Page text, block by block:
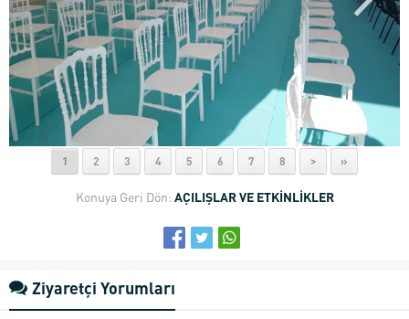
1 2 3 4 5 6 7 8 > »
Konuya Geri Dön: AÇILIŞLAR VE ETKİNLİKLER
Ziyaretçi Yorumları